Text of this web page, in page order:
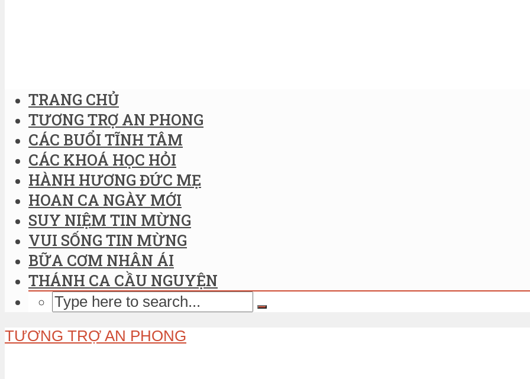
TRANG CHỦ
TƯƠNG TRỢ AN PHONG
CÁC BUỔI TĨNH TÂM
CÁC KHOÁ HỌC HỎI
HÀNH HƯƠNG ĐỨC MẸ
HOAN CA NGÀY MỚI
SUY NIỆM TIN MỪNG
VUI SỐNG TIN MỪNG
BỮA CƠM NHÂN ÁI
THÁNH CA CẦU NGUYỆN
TƯƠNG TRỢ AN PHONG